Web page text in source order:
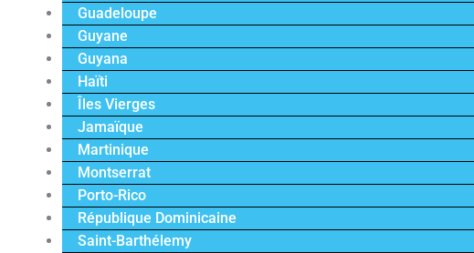
Guadeloupe
Guyane
Guyana
Haïti
Îles Vierges
Jamaïque
Martinique
Montserrat
Porto-Rico
République Dominicaine
Saint-Barthélemy